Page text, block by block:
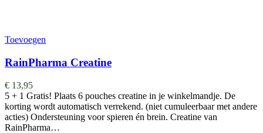
Toevoegen
RainPharma Creatine
€ 13,95
5 + 1 Gratis! Plaats 6 pouches creatine in je winkelmandje. De
korting wordt automatisch verrekend. (niet cumuleerbaar met andere
acties) Ondersteuning voor spieren én brein. Creatine van
RainPharma…